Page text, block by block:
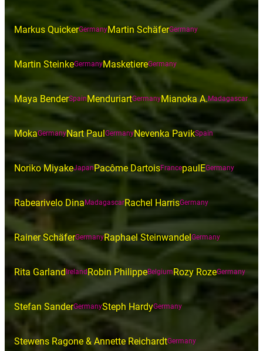
Markus QuickerGermanyMartin SchäferGermany
Martin SteinkeGermanyMasketiereGermany
Maya BenderSpainMenduriartGermanyMianoka A.Madagascar
MokaGermanyNart PaulGermanyNevenka PavikSpain
Noriko MiyakeJapanPacôme DartoisFrancepaulEGermany
Rabearivelo DinaMadagascarRachel HarrisGermany
Rainer SchäferGermanyRaphael SteinwandelGermany
Rita GarlandIrelandRobin PhilippeBelgiumRozy RozeGermany
Stefan SanderGermanySteph HardyGermany
Stewens Ragone & Annette ReichardtGermany